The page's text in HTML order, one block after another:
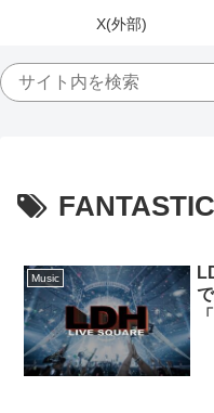
X(外部)
Music